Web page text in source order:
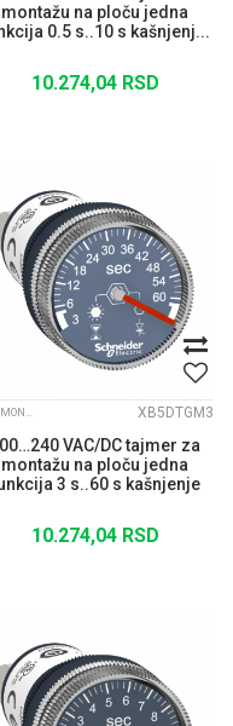
montažu na ploču jedna
0.5 s..10 s kašnjenj...
10.274,04 RSD
HARMONY XB5 XB5DTGM3
VAC/DC tajmer za
montažu na ploču jedna
3 s..60 s kašnjenje
10.274,04 RSD